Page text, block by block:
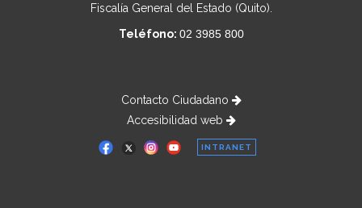
Fiscalía General del Estado (Quito).
Teléfono: 02 3985 800
Contacto Ciudadano
Accesibilidad web
INTRANET